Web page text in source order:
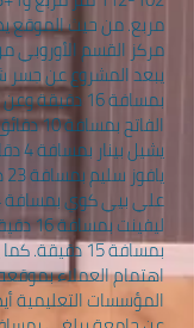
مربع. من حيث الموقع
مركز القسم الأوروبي
بمسافة 16
الفاتح
ليفينت
بمسافة 15
اهتمام العملاء
المؤسسات التعليمية